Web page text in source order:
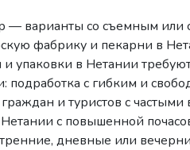
— варианты со съемным
фабрику и пекарни в
и упаковки в Нетании
подработка с гибким и
и туристов с
с повышенной
дневные или